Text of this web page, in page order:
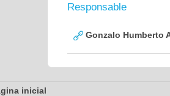
Responsable
Gonzalo Humberto
inicial